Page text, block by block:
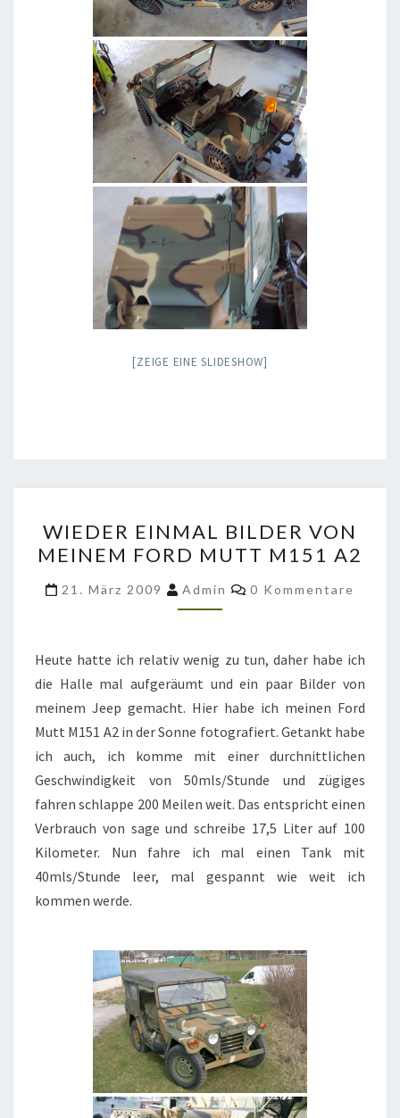
[ZEIGE EINE SLIDESHOW]
EINMAL
BILDER
VON
MEINEM
MUTT
M151
A2
WIEDER EINMAL BILDER VON
MEINEM FORD MUTT M151 A2
21. März 2009 Admin Kommentare
0 Kommentare
Heute hatte ich relativ wenig zu tun, daher habe ich
die Halle mal aufgeräumt und ein paar Bilder von
meinem Jeep gemacht. Hier habe ich meinen Ford
Mutt M151 A2 in der Sonne fotografiert. Getankt habe
ich auch, ich komme mit einer durchnittlichen
Geschwindigkeit von 50mls/Stunde und zügiges
fahren schlappe 200 Meilen weit. Das entspricht einen
Verbrauch von sage und schreibe 17,5 Liter auf 100
Kilometer. Nun fahre ich mal einen Tank mit
40mls/Stunde leer, mal gespannt wie weit ich
kommen werde.